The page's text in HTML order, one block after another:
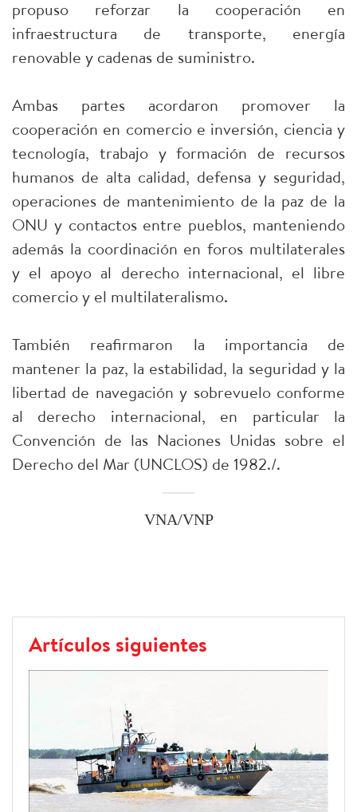
propuso reforzar la cooperación en
infraestructura de transporte, energía
renovable y cadenas de suministro.
Ambas partes acordaron promover la
cooperación en comercio e inversión, ciencia y
tecnología, trabajo y formación de recursos
humanos de alta calidad, defensa y seguridad,
operaciones de mantenimiento de la paz de la
ONU y contactos entre pueblos, manteniendo
además la coordinación en foros multilaterales
y el apoyo al derecho internacional, el libre
comercio y el multilateralismo.
También reafirmaron la importancia de
mantener la paz, la estabilidad, la seguridad y la
libertad de navegación y sobrevuelo conforme
al derecho internacional, en particular la
Convención de las Naciones Unidas sobre el
Derecho del Mar (UNCLOS) de 1982./.
VNA/VNP
Artículos siguientes